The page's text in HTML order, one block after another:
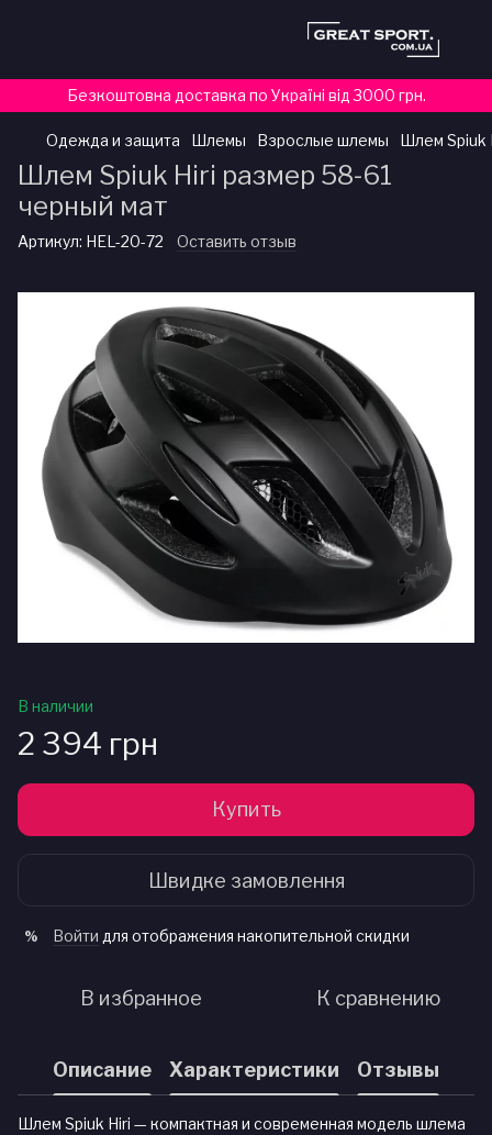
Безкоштовна доставка по Україні від 3000 грн.
Одежда и защита Шлемы Взрослые шлемы Шлем Spiuk
Шлем Spiuk Hiri размер 58-61
черный мат
Артикул: HEL-20-72 Оставить отзыв
В наличии
2 394 грн
Купить
Швидке замовлення
% Войти для отображения накопительной скидки
В избранное К сравнению
Описание Характеристики Отзывы
Шлем Spiuk Hiri — компактная и современная модель шлема